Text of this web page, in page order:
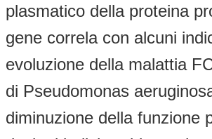
plasmatico della proteina
gene correla con alcuni
evoluzione della malattia
di Pseudomonas
diminuzione della funzione